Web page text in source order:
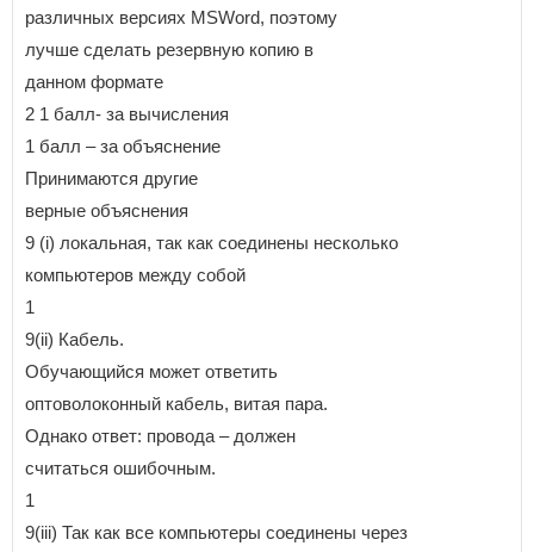
различных версиях MSWord, поэтому
лучше сделать резервную копию в
данном формате
2 1 балл- за вычисления
1 балл – за объяснение
Принимаются другие
верные объяснения
9 (i) локальная, так как соединены несколько
компьютеров между собой
1
9(ii) Кабель.
Обучающийся может ответить
оптоволоконный кабель, витая пара.
Однако ответ: провода – должен
считаться ошибочным.
1
9(iii) Так как все компьютеры соединены через